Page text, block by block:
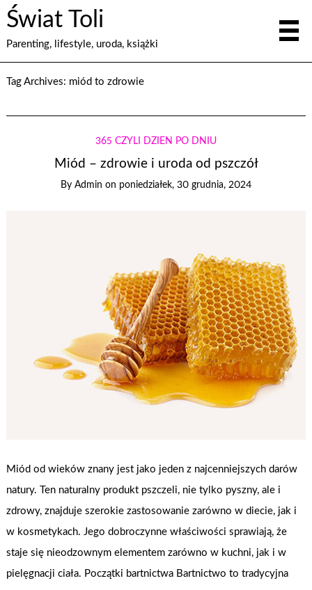
Świat Toli
Parenting, lifestyle, uroda, książki
Tag Archives: miód to zdrowie
365 CZYLI DZIEŃ PO DNIU
Miód – zdrowie i uroda od pszczół
By Admin on poniedziałek, 30 grudnia, 2024
Miód od wieków znany jest jako jeden z najcenniejszych darów
natury. Ten naturalny produkt pszczeli, nie tylko pyszny, ale i
zdrowy, znajduje szerokie zastosowanie zarówno w diecie, jak i
w kosmetykach. Jego dobroczynne właściwości sprawiają, że
staje się nieodzownym elementem zarówno w kuchni, jak i w
pielęgnacji ciała. Początki bartnictwa Bartnictwo to tradycyjna